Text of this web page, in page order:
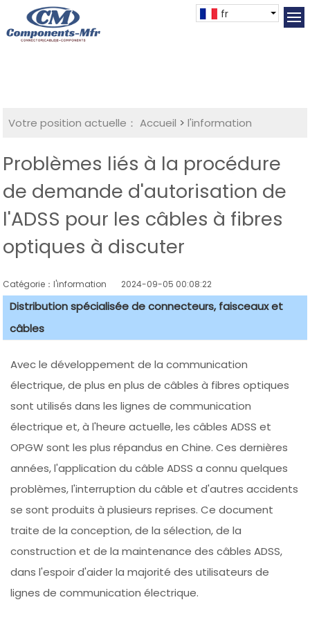
fr
Votre position actuelle： Accueil >l'information
Problèmes liés à la procédure
de demande d'autorisation de
l'ADSS pour les câbles à fibres
optiques à discuter
Catégorie：l'information 2024-09-05 00:08:22
Distribution spécialisée de connecteurs, faisceaux et
câbles
Avec le développement de la communication
électrique, de plus en plus de câbles à fibres optiques
sont utilisés dans les lignes de communication
électrique et, à l'heure actuelle, les câbles ADSS et
OPGW sont les plus répandus en Chine. Ces dernières
années, l'application du câble ADSS a connu quelques
problèmes, l'interruption du câble et d'autres accidents
se sont produits à plusieurs reprises. Ce document
traite de la conception, de la sélection, de la
construction et de la maintenance des câbles ADSS,
dans l'espoir d'aider la majorité des utilisateurs de
lignes de communication électrique.